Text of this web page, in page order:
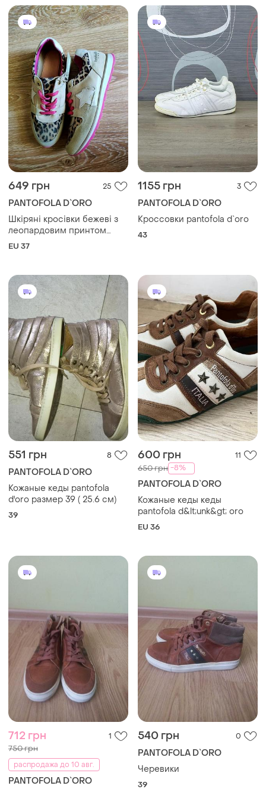
649 грн 25
PANTOFOLA D`ORO
Шкіряні кросівки бежеві з
леопардовим принтом
натуральна шкіра 37 розмір
EU 37
1155 грн 3
PANTOFOLA D`ORO
Кроссовки pantofola d`oro
43
551 грн 8
PANTOFOLA D`ORO
Кожаные кеды pantofola
d'oro размер 39 ( 25.6 cм)
39
600 грн 11
650 грн -8%
PANTOFOLA D`ORO
Кожаные кеды кеды
pantofola d&lt;unk&gt; oro
EU 36
712 грн 1
750 грн
распродажа до 10 авг.
PANTOFOLA D`ORO
540 грн 0
PANTOFOLA D`ORO
Черевики
39